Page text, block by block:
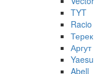
TYT
Racio
Терек
Аргут
Yaesu
Abell